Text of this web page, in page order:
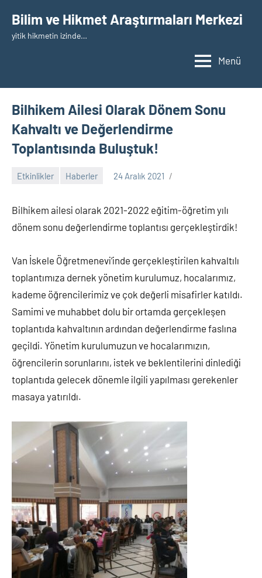
geçBilim ve Hikmet Araştırmaları Merkezi
yitik hikmetin izinde…
Menü
Bilhikem Ailesi Olarak Dönem Sonu
Kahvaltı ve Değerlendirme
Toplantısında Buluştuk!
Etkinlikler Haberler 24 Aralık 2021
Bilhikem ailesi olarak 2021-2022 eğitim-öğretim yılı
dönem sonu değerlendirme toplantısı gerçekleştirdik!
Van İskele Öğretmenevi’inde gerçekleştirilen kahvaltılı
toplantımıza dernek yönetim kurulumuz, hocalarımız,
kademe öğrencilerimiz ve çok değerli misafirler katıldı.
Samimi ve muhabbet dolu bir ortamda gerçekleşen
toplantıda kahvaltının ardından değerlendirme faslına
geçildi. Yönetim kurulumuzun ve hocalarımızın,
öğrencilerin sorunlarını, istek ve beklentilerini dinlediği
toplantıda gelecek dönemle ilgili yapılması gerekenler
masaya yatırıldı.